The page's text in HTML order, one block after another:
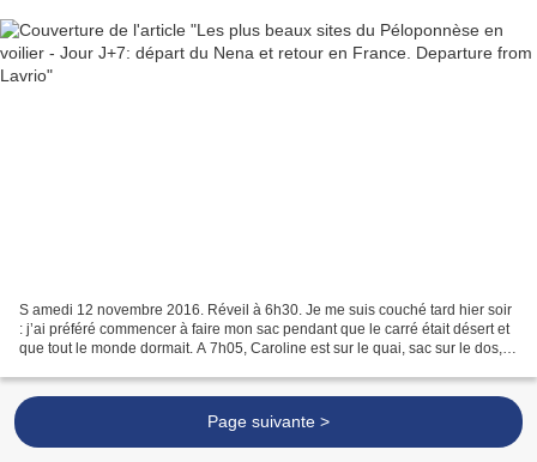
S amedi 12 novembre 2016. Réveil à 6h30. Je me suis couché tard hier soir
: j’ai préféré commencer à faire mon sac pendant que le carré était désert et
que tout le monde dormait. A 7h05, Caroline est sur le quai, sac sur le dos,
Page suivante >